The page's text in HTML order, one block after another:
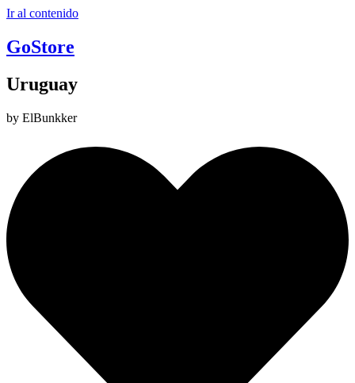
Ir al contenido
GoStore
Uruguay
by ElBunkker